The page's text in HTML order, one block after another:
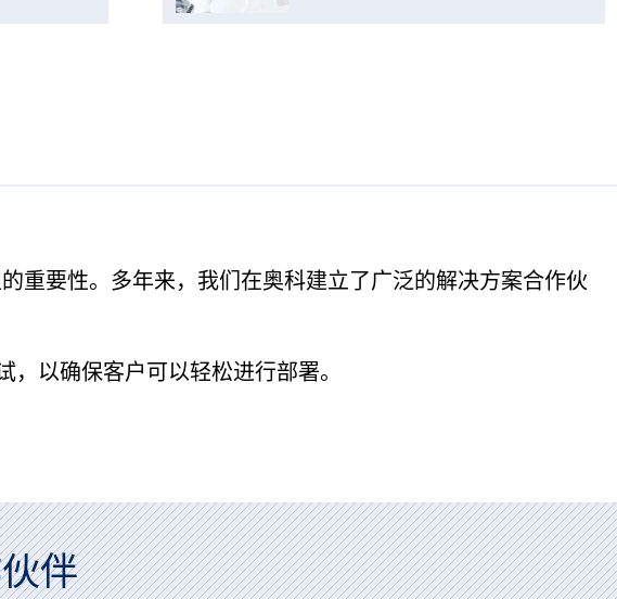
重要性。多年来，我们在奥科建立了广泛的解决方案合作伙
以确保客户可以轻松进行部署。
伴